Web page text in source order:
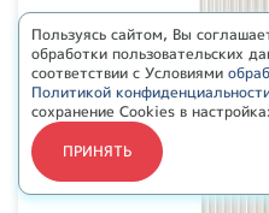
Пользуясь сайтом, Вы
обработки пользовательских
соответствии с Условиями
Политикой
сохранение Cookies в
ПРИНЯТЬ